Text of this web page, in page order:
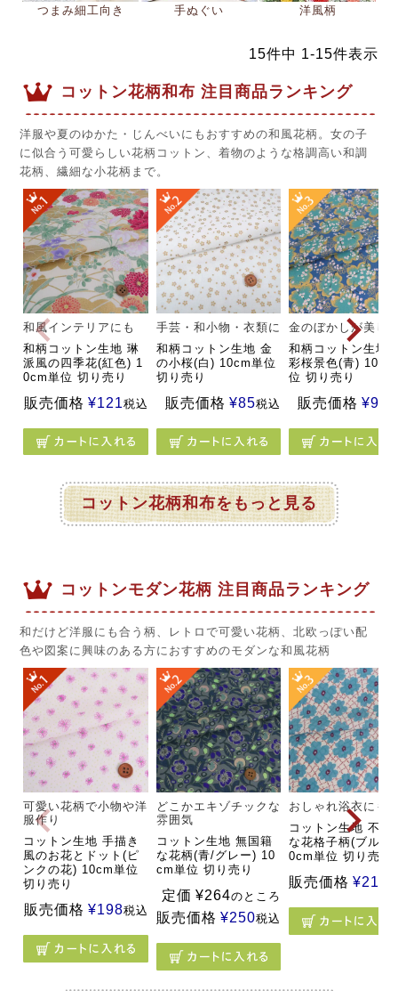
つまみ細工向き 手ぬぐい 洋風柄
15件中 1-15件表示
コットン花柄和布 注目商品ランキング
洋服や夏のゆかた・じんべいにもおすすめの和風花柄。女の子
に似合う可愛らしい花柄コットン、着物のような格調高い和調
花柄、繊細な小花柄まで。
和風インテリアにも
和柄コットン生地 琳
派風の四季花(紅色) 1
0cm単位 切り売り
販売価格 ¥121税込
手芸・和小物・衣類に
和柄コットン生地 金
の小桜(白) 10cm単位
切り売り
販売価格 ¥85税込
金のぼかしが美し
和柄コットン生地
彩桜景色(青) 10cm
位 切り売り
販売価格 ¥92
コットン花柄和布をもっと見る
コットンモダン花柄 注目商品ランキング
和だけど洋服にも合う柄、レトロで可愛い花柄、北欧っぽい配
色や図案に興味のある方におすすめのモダンな和風花柄
可愛い花柄で小物や洋
服作り
コットン生地 手描き
風のお花とドット(ピ
ンクの花) 10cm単位
切り売り
販売価格 ¥198税込
どこかエキゾチックな
雰囲気
コットン生地 無国籍
な花柄(青/グレー) 10
cm単位 切り売り
定価 ¥264のところ
販売価格 ¥250税込
おしゃれ浴衣にも
コットン生地 不規
な花格子柄(ブルー
0cm単位 切り売り
販売価格 ¥215